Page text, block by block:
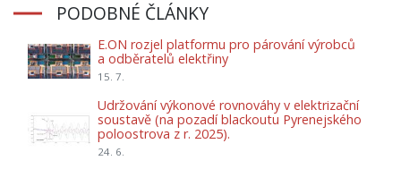
PODOBNÉ ČLÁNKY
E.ON rozjel platformu pro párování výrobců
a odběratelů elektřiny
15. 7.
Udržování výkonové rovnováhy v elektrizační
soustavě (na pozadí blackoutu Pyrenejského
poloostrova z r. 2025).
24. 6.